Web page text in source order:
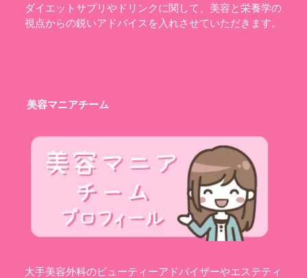
ダイエットサプリやドリンクに関して、美容と栄養学の
視点からの鋭いアドバイスを入れさせていただきます。
美容マニアチーム
大手美容外科のビューティーアドバイザーやエステティ